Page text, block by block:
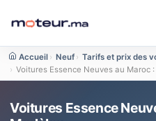
Accueil › Neuf › Tarifs et prix des
› Voitures Essence Neuves au Maroc
Voitures Essence